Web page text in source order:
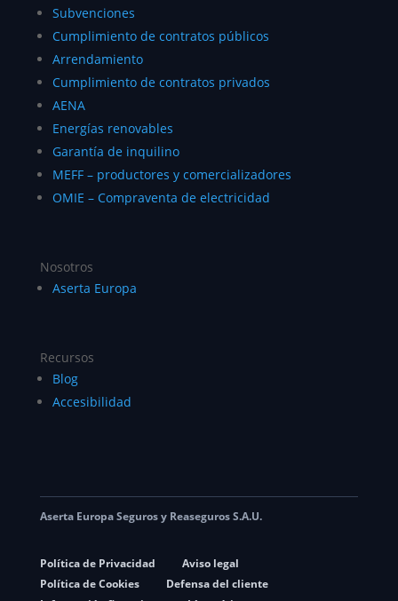
Subvenciones
Cumplimiento de contratos públicos
Arrendamiento
Cumplimiento de contratos privados
AENA
Energías renovables
Garantía de inquilino
MEFF – productores y comercializadores
OMIE – Compraventa de electricidad
Nosotros
Aserta Europa
Recursos
Blog
Accesibilidad
Aserta Europa Seguros y Reaseguros S.A.U.
Política de Privacidad
Aviso legal
Política de Cookies
Defensa del cliente